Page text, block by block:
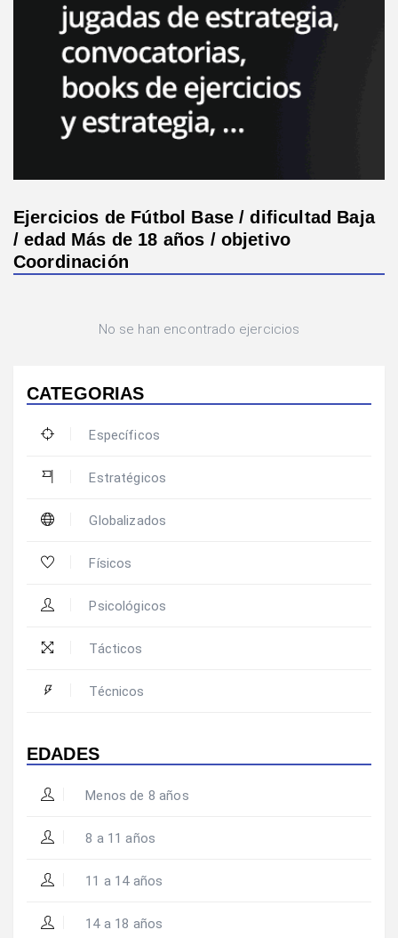
Ejercicios de Fútbol Base / dificultad Baja
/ edad Más de 18 años / objetivo
Coordinación
No se han encontrado ejercicios
CATEGORIAS
Específicos
Estratégicos
Globalizados
Físicos
Psicológicos
Tácticos
Técnicos
EDADES
Menos de 8 años
8 a 11 años
11 a 14 años
14 a 18 años